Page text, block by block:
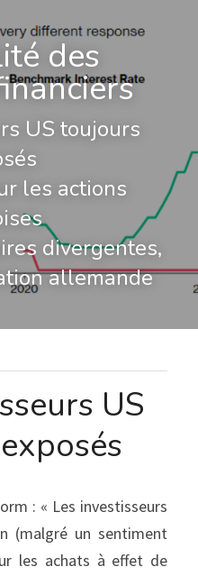
des
US toujours
les actions
divergentes,
allemande
US
: « Les investisseurs
(malgré un sentiment
les achats à effet de